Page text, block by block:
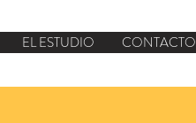
EL ESTUDIO CONTACTO